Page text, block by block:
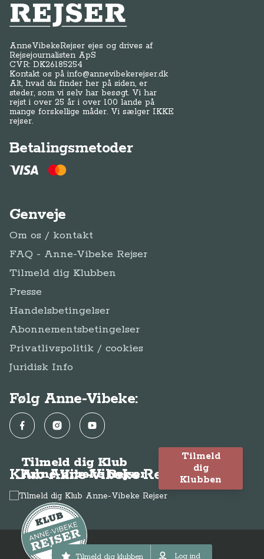
Tilmeld dig klubben Log ind
Anne-Vibeke Rejser
AnneVibekeRejser ejes og drives af
Rejsejournalisten ApS
CVR: DK26185254
Kontakt os påinfo@annevibekerejser.dk
Alt, hvad du finder her på siden, er
steder, som vi selv har besøgt. Vi har
rejst i over 25 år i over 100 lande på
mange forskellige måder. Vi sælger IKKE
rejser.
Betalingsmetoder
Genveje
Om os / kontakt
FAQ - Anne-Vibeke Rejser
Tilmeld dig Klubben
Presse
Handelsbetingelser
Abonnementsbetingelser
Privatlivspolitik / cookies
Juridisk Info
Følg Anne-Vibeke:
FacebookInstagramYouTube
Klub Anne-Vibeke Rejser
Tilmeld dig Klub
Anne-Vibeke Rejser
Tilmeld
dig
Klubben
© Anne-Vibeke Rejser2026